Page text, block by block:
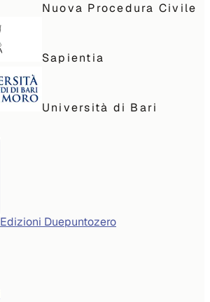
Nuova Procedura Civile
Sapientia
Università di Bari
Edizioni Duepuntozero